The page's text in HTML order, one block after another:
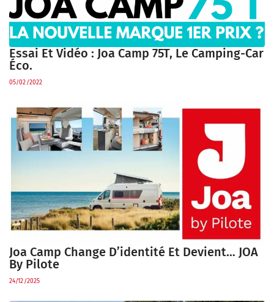
Essai Et Vidéo : Joa Camp 75T, Le Camping-Car
Éco.
05/02/2022
Joa Camp Change D’identité Et Devient… JOA
By Pilote
24/12/2025